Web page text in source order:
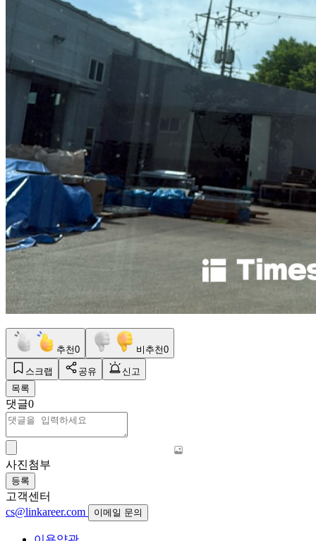
추천0 비추천0
스크랩 공유
신고
목록
댓글0
사진첨부
등록
고객센터
cs@linkareer.com
이메일 문의